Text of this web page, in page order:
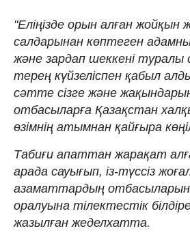
"Еліңізде орын алған жойқын
салдарынан көптеген
және зардап шеккені
терең күйзеліспен қабыл
сәтте сізге және
отбасыларға Қазақстан
өзімнің атымнан қайғыра
Табиғи апаттан жарақат
арада сауығып, із-түссіз
азаматтардың
оралуына тілектестік
жазылған жеделхатта.